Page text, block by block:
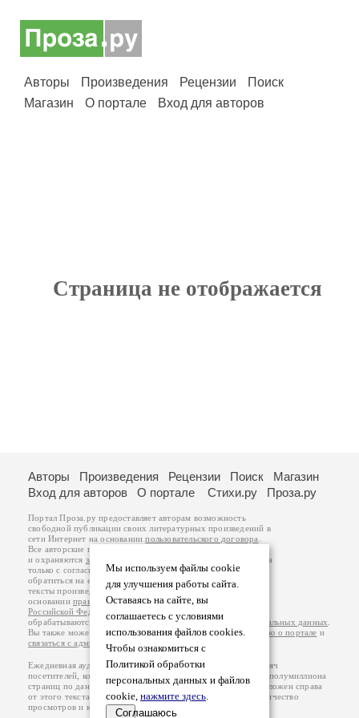
Авторы Произведения Рецензии
Поиск
Магазин
О портале Вход для авторов
Страница не отображается
Мы используем файлы cookie
для улучшения работы сайта.
Оставаясь на сайте, вы
соглашаетесь с условиями
использования файлов cookies.
Чтобы ознакомиться с
Политикой обработки
персональных данных и файлов
cookie, нажмите здесь.
Соглашаюсь
Авторы Произведения Рецензии Поиск
Магазин
Вход для авторов
О портале Стихи.ру Проза.ру
Портал Проза.ру предоставляет авторам возможность
свободной публикации своих литературных произведений в
сети Интернет на основаниипользовательского договора
Все авторские права на произведения принадлежат авторам
и охраняются законом
. Перепечатка произведений возможна
только с согласия его автора, к которому вы можете
обратиться на его авторской странице. Ответственность за
тексты произведений авторы несут самостоятельно на
основанииправил публикацииизаконодательства
Российской Федерации
обрабатываются на основанииПолитики обработки персональных данных
Вы также можете посмотреть более подробнуюинформацию о портале и
связаться с администрацией
Ежедневная аудитория портала Проза.ру – порядка 100 тысяч
посетителей, которые в общей сумме просматривают более полумиллиона
страниц по данным счетчика посещаемости, который расположен справа
от этого текста. В каждой графе указано по две цифры: количество
просмотров и количество посетителей.